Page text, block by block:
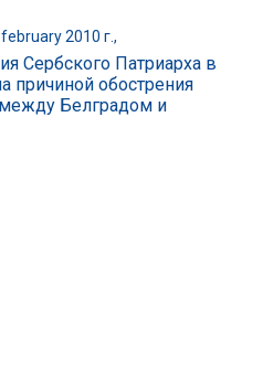
2010 г.,
Сербского Патриарха в
причиной обострения
Белградом и